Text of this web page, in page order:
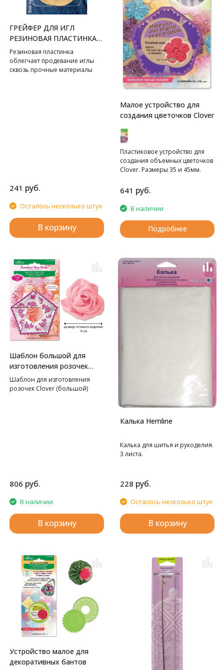
ГРЕЙФЕР ДЛЯ ИГЛ
РЕЗИНОВАЯ ПЛАСТИНКА
PRYM
Резиновая пластинка
облегчает продевание иглы
сквозь прочные материалы
241 руб.
Осталось несколько штук
В корзину
Малое устройство для
создания цветочков Clover
Пластиковое устройство для
создания объемных цветочков
Clover. Размеры 35 и 45мм.
641 руб.
В наличии
Подробнее
Шаблон большой для
изготовления розочек
Clover
Шаблон для изготовления
розочек Clover (большой)
806 руб.
В наличии
В корзину
Калька Hemline
Калька для шитья и рукоделия.
3 листа.
228 руб.
Осталось несколько штук
В корзину
Устройство малое для
декоративных бантов